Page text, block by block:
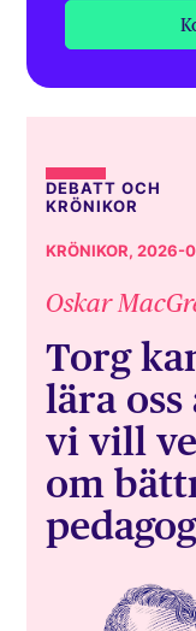
DEBATT OCH
KRÖNIKOR
KRÖNIKOR, 2026-
Oskar
Torg
lära
vi vill
om